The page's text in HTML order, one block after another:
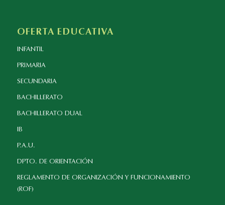
OFERTA EDUCATIVA
INFANTIL
PRIMARIA
SECUNDARIA
BACHILLERATO
BACHILLERATO DUAL
IB
P.A.U.
DPTO. DE ORIENTACIÓN
REGLAMENTO DE ORGANIZACIÓN Y FUNCIONAMIENTO
(ROF)